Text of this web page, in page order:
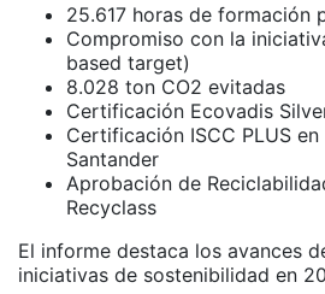
25.617 horas de formación
Compromiso con la
based target)
8.028 ton CO2 evitadas
Certificación Ecovadis
Certificación ISCC PLUS
Santander
Aprobación de
Recyclass
El informe destaca los avances
iniciativas de sostenibilidad en